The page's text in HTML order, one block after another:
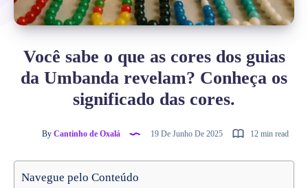
Você sabe o que as cores dos guias
da Umbanda revelam? Conheça os
significado das cores.
By Cantinho de Oxalá 19 De Junho De 2025 12 min read
Navegue pelo Conteúdo